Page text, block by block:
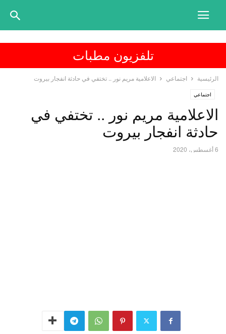
تلفزيون مطبات
الرئيسية اجتماعي الاعلامية مريم نور .. تختفي في حادثة انفجار بيروت
اجتماعي
الاعلامية مريم نور .. تختفي في
حادثة انفجار بيروت
6 أغسطس، 2020